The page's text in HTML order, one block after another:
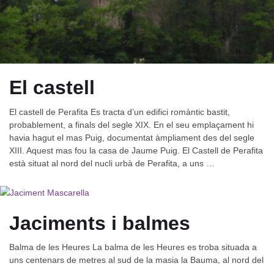
El castell
El castell de Perafita Es tracta d’un edifici romàntic bastit,
probablement, a finals del segle XIX. En el seu emplaçament hi
havia hagut el mas Puig, documentat àmpliament des del segle
XIII. Aquest mas fou la casa de Jaume Puig. El Castell de Perafita
està situat al nord del nucli urbà de Perafita, a uns …
Jaciments i balmes
Balma de les Heures La balma de les Heures es troba situada a
uns centenars de metres al sud de la masia la Bauma, al nord del